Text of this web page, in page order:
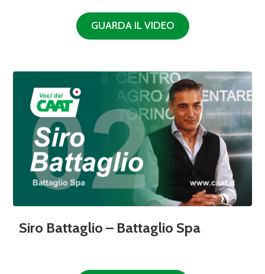
GUARDA IL VIDEO
Siro Battaglio – Battaglio Spa